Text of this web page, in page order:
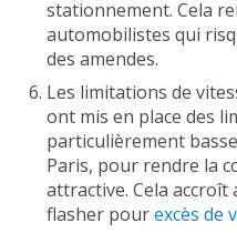
stationnement. Cela
automobilistes qui
des amendes.
Les limitations de
ont mis en place des
particulièrement
Paris, pour rendre la
attractive. Cela
flasher pourexcès de